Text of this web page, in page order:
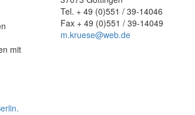
mit
Tel. + 49 (0)551 / 39-14046
Fax + 49 (0)551 / 39-14049
m.kruese@web.de